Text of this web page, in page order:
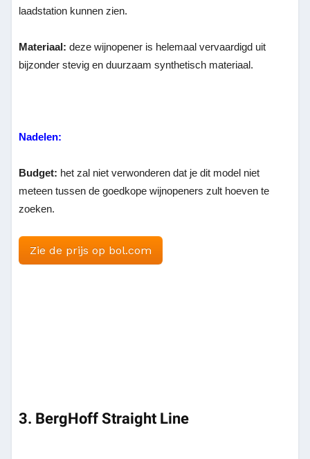
laadstation kunnen zien.
Materiaal:deze wijnopener is helemaal vervaardigd uit
bijzonder stevig en duurzaam synthetisch materiaal.
Nadelen:
Budget: het zal niet verwonderen dat je dit model niet
meteen tussen de goedkope wijnopeners zult hoeven te
zoeken.
Zie de prijs op bol.com
3. BergHoff Straight Line